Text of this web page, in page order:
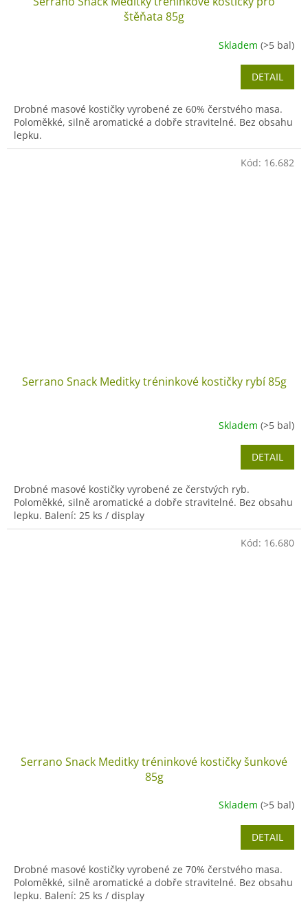
štěňata 85g
Skladem (>5 bal)
DETAIL
Drobné masové kostičky vyrobené ze 60% čerstvého masa.
Poloměkké, silně aromatické a dobře stravitelné. Bez obsahu
lepku.
Serrano Snack Meditky tréninkové kostičky rybí 85g
Skladem (>5 bal)
DETAIL
Drobné masové kostičky vyrobené ze čerstvých ryb.
Poloměkké, silně aromatické a dobře stravitelné. Bez obsahu
lepku. Balení: 25 ks / display
Kód: 16.682
Serrano Snack Meditky tréninkové kostičky šunkové
85g
Skladem (>5 bal)
DETAIL
Drobné masové kostičky vyrobené ze 70% čerstvého masa.
Poloměkké, silně aromatické a dobře stravitelné. Bez obsahu
lepku. Balení: 25 ks / display
Kód: 16.680